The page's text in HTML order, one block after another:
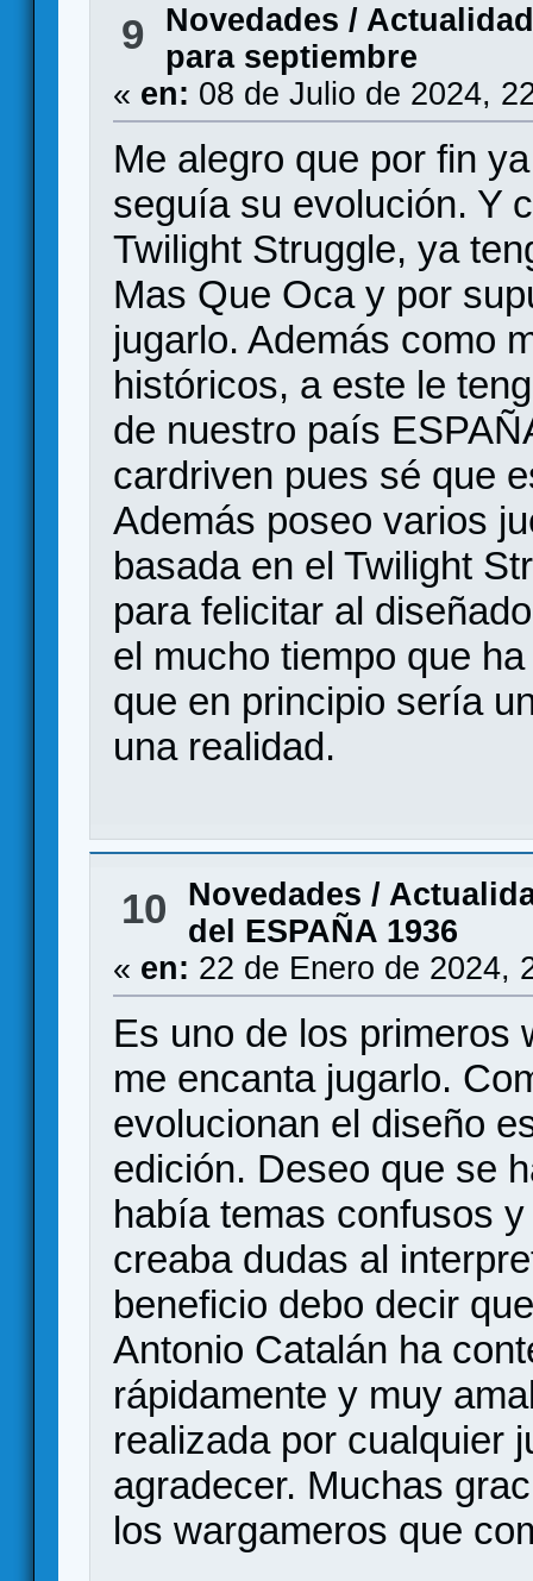
9
Novedades / Actualidad
para septiembre
« en: 08 de Julio de 2024,
Me alegro que por fin
seguía su evolución. Y
Twilight Struggle, ya
Mas Que Oca y por
jugarlo. Además como
históricos, a este le
de nuestro país
cardriven pues sé que
Además poseo varios
basada en el Twilight
para felicitar al
el mucho tiempo que
que en principio sería
una realidad.
10
Novedades /
del ESPAÑA 1936
« en: 22 de Enero de 2024,
Es uno de los primeros
me encanta jugarlo.
evolucionan el diseño
edición. Deseo que se
había temas confusos
creaba dudas al
beneficio debo decir
Antonio Catalán ha
rápidamente y muy
realizada por cualquier
agradecer. Muchas
los wargameros que